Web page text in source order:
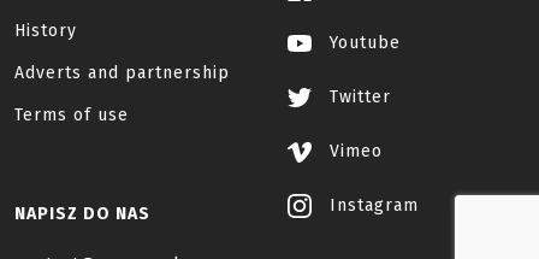
History
Adverts and partnership
Terms of use
Youtube
Twitter
Vimeo
Instagram
NAPISZ DO NAS